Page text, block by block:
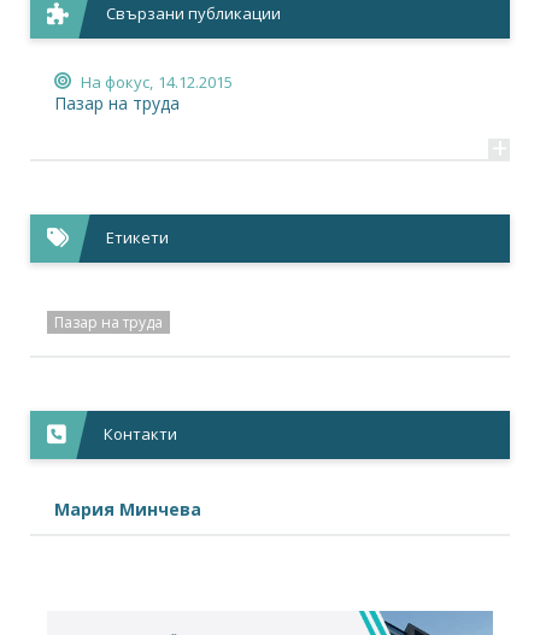
Свързани публикации
На фокус, 14.12.2015
Пазар на труда
+
Етикети
Пазар на труда
Контакти
Мария Минчева